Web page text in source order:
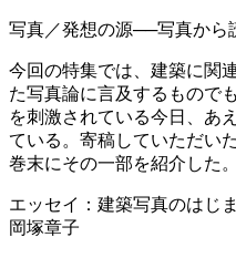
写真／発想の源──写真から
今回の特集では、建築に関
た写真論に言及するもので
を刺激されている今日、あ
ている。寄稿していただい
巻末にその一部を紹介した。
エッセイ：建築写真のはじ
岡塚章子